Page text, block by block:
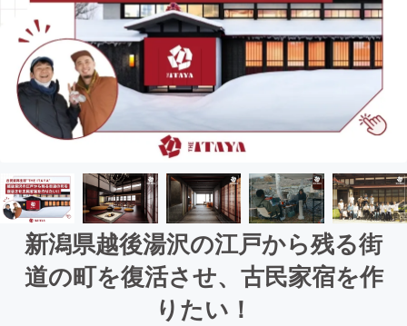
新潟県越後湯沢の江戸から残る街
道の町を復活させ、古民家宿を作
りたい！